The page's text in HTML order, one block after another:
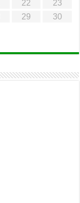
22
23
29
30